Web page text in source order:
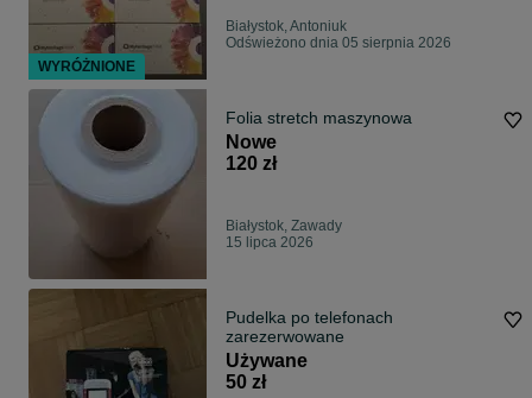
Białystok, Antoniuk
Odświeżono dnia 05 sierpnia 2026
Folia stretch maszynowa
Nowe
120 zł
Białystok, Zawady
15 lipca 2026
Pudelka po telefonach
zarezerwowane
Używane
50 zł
WYRÓŻNIONE